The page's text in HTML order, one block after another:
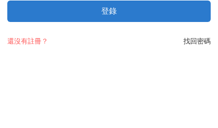
登錄
找回密碼
還沒有註冊？